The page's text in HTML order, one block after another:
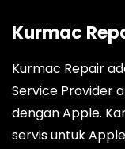
Kurmac
Kurmac Repair
Service Provider
dengan Apple.
servis untuk